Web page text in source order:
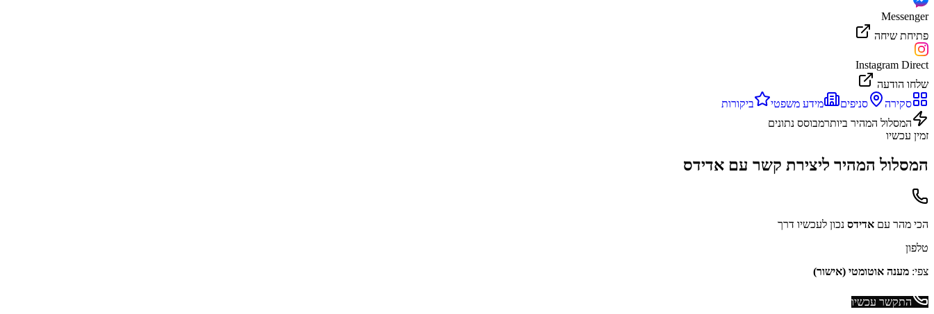
Messenger
פתיחת שיחה
Instagram Direct
שלחו הודעה
סקירה
סניפים מידע משפטי
ביקורות
המסלול המהיר ביותרמבוסס נתונים
זמין עכשיו
המסלול המהיר ליצירת קשר עם אדידס
הכי מהר עם אדידס נכון לעכשיו דרך
טלפון
צפי: מענה אוטומטי (אישור)
התקשר עכשיו